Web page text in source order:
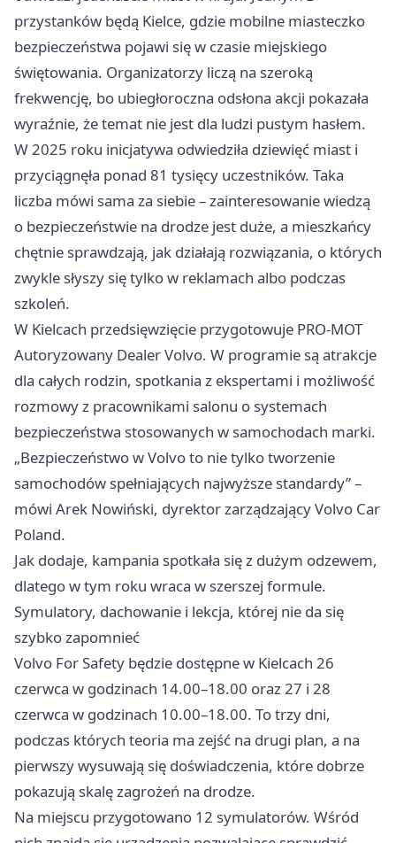
przystanków będą Kielce, gdzie mobilne miasteczko
bezpieczeństwa pojawi się w czasie miejskiego
świętowania. Organizatorzy liczą na szeroką
frekwencję, bo ubiegłoroczna odsłona akcji pokazała
wyraźnie, że temat nie jest dla ludzi pustym hasłem.
W 2025 roku inicjatywa odwiedziła dziewięć miast i
przyciągnęła ponad 81 tysięcy uczestników. Taka
liczba mówi sama za siebie – zainteresowanie wiedzą
o bezpieczeństwie na drodze jest duże, a mieszkańcy
chętnie sprawdzają, jak działają rozwiązania, o których
zwykle słyszy się tylko w reklamach albo podczas
szkoleń.
W Kielcach przedsięwzięcie przygotowuje PRO-MOT
Autoryzowany Dealer Volvo. W programie są atrakcje
dla całych rodzin, spotkania z ekspertami i możliwość
rozmowy z pracownikami salonu o systemach
bezpieczeństwa stosowanych w samochodach marki.
„Bezpieczeństwo w Volvo to nie tylko tworzenie
samochodów spełniających najwyższe standardy” –
mówi Arek Nowiński, dyrektor zarządzający Volvo Car
Poland.
Jak dodaje, kampania spotkała się z dużym odzewem,
dlatego w tym roku wraca w szerszej formule.
Symulatory, dachowanie i lekcja, której nie da się
szybko zapomnieć
Volvo For Safety będzie dostępne w Kielcach 26
czerwca w godzinach 14.00–18.00 oraz 27 i 28
czerwca w godzinach 10.00–18.00. To trzy dni,
podczas których teoria ma zejść na drugi plan, a na
pierwszy wysuwają się doświadczenia, które dobrze
pokazują skalę zagrożeń na drodze.
Na miejscu przygotowano 12 symulatorów. Wśród